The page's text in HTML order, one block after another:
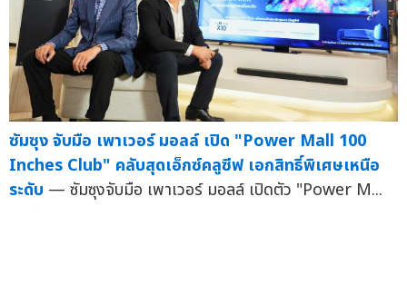
ซัมซุง จับมือ เพาเวอร์ มอลล์ เปิด "Power Mall 100
Inches Club" คลับสุดเอ็กซ์คลูซีฟ เอกสิทธิ์พิเศษเหนือ
ระดับ — ซัมซุงจับมือ เพาเวอร์ มอลล์ เปิดตัว "Power M...